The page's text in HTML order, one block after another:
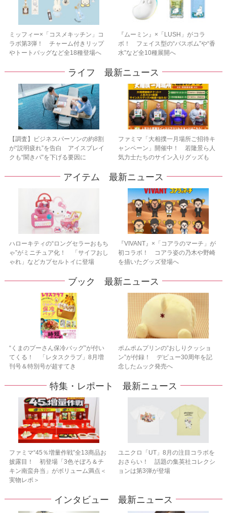
ミッフィー×「コスメキッチン」コ
ラボ第3弾！ チャーム付きリップ
やトートバッグなど全18種登場へ
『ムーミン』×「LUSH」がコラ
ボ！ フェイス型の“バスボム”や“香
水”など全10種展開へ
ライフ 最新ニュース
【調査】ビジネスパーソンの約8割
が“説明疲れ”を告白 アイスブレイ
クも“聞きパ”を下げる要因に
ファミマ「大相撲一月場所ご招待キ
ャンペーン」開催中！ 若隆景ら人
気力士たちのサイン入りグッズも
アイテム 最新ニュース
ハローキティの“ロングセラーおもち
ゃ”がミニチュア化！ 「サイフおし
ゃれ」などカプセルトイに登場
『VIVANT』×「コアラのマーチ」が
初コラボ！ コアラ姿の乃木や野崎
を描いたグッズ登場へ
ブック 最新ニュース
“くまのプーさん保冷バッグ”が付い
てくる！ 「レタスクラブ」8月増
刊号＆特別号が超すてき
ポムポムプリンの“おしりクッショ
ン”が付録！ デビュー30周年を記
念したムック発売へ
特集・レポート 最新ニュース
ファミマ“45％増量作戦”全13商品お
披露目！ 初登場「3色そぼろ＆チ
キン南蛮弁当」がボリューム満点＜
実物レポ＞
ユニクロ「UT」8月の注目コラボを
おさらい！ 話題の集英社コレクシ
ョンは第3弾が登場
インタビュー 最新ニュース